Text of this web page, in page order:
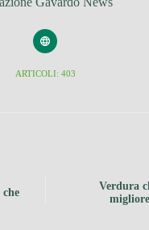
ARTICOLI: 403
Verdura